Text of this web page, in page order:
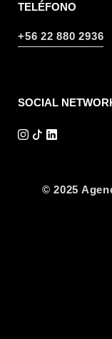
TELÉFONO
+56 22 880 2936
SOCIAL
© 2025